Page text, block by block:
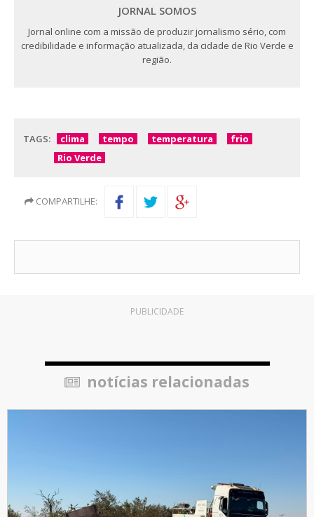
JORNAL SOMOS
Jornal online com a missão de produzir jornalismo sério, com
credibilidade e informação atualizada, da cidade de Rio Verde e
região.
TAGS: clima tempo temperatura
frio
Rio Verde
COMPARTILHE:
PUBLICIDADE
notícias relacionadas